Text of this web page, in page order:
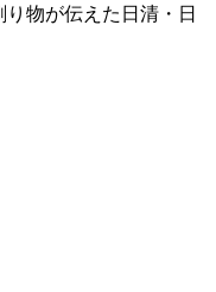
物が伝えた日清・日